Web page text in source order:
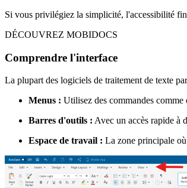
Si vous privilégiez la simplicité, l'accessibilité
DÉCOUVREZ MOBIDOCS
Comprendre l'interface
La plupart des logiciels de traitement de texte
Menus : Utilisez des commandes
Barres d'outils : Avec un accès rapide à
Espace de travail : La zone principale